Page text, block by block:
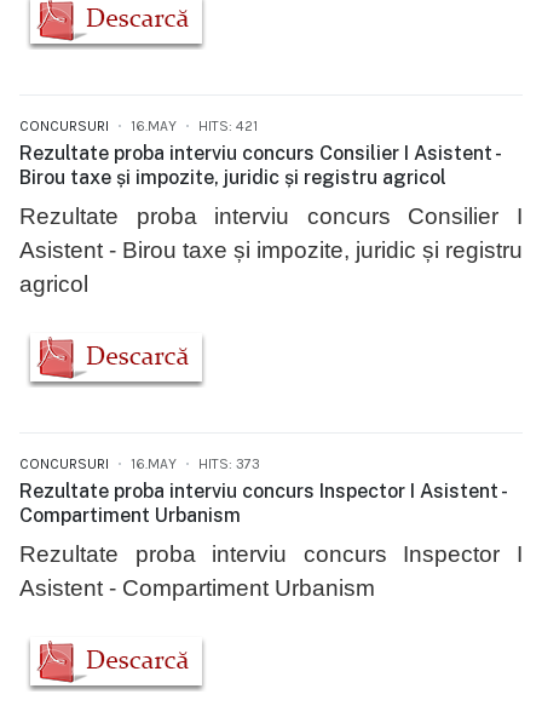
CONCURSURI 16.MAY HITS: 421
Rezultate proba interviu concurs Consilier I Asistent -
Birou taxe și impozite, juridic și registru agricol
Rezultate proba interviu concurs Consilier I
Asistent - Birou taxe și impozite, juridic și registru
agricol
CONCURSURI 16.MAY HITS: 373
Rezultate proba interviu concurs Inspector I Asistent -
Compartiment Urbanism
Rezultate proba interviu concurs Inspector I
Asistent - Compartiment Urbanism